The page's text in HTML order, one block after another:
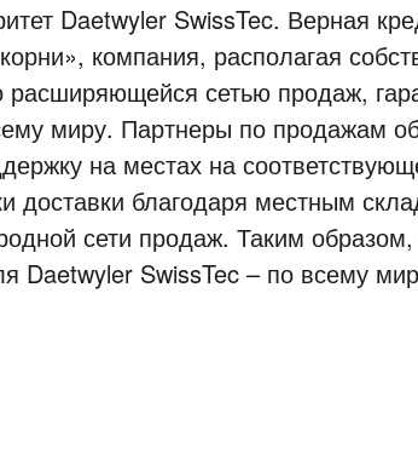
Daetwyler SwissTec. Верная
компания, располагая
сетью продаж,
миру. Партнеры по продажам
на местах на
доставки благодаря местным
сети продаж. Таким образом,
Daetwyler SwissTec – по всему